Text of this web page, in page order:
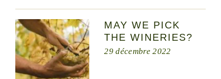
MAY WE PICK
THE WINERIES?
29 décembre 2022